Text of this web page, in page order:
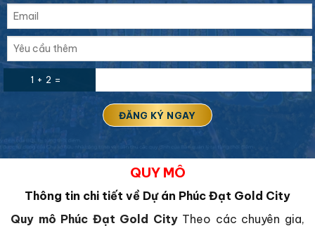
1 + 2 =
QUY MÔ
Thông tin chi tiết về Dự án Phúc Đạt Gold City
Quy mô Phúc Đạt Gold CityTheo các chuyên gia,